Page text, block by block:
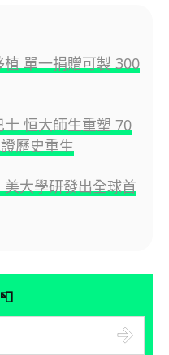
單一捐贈可製 300
恒大師生重塑 70
歷史重生
大學研發出全球首
📮